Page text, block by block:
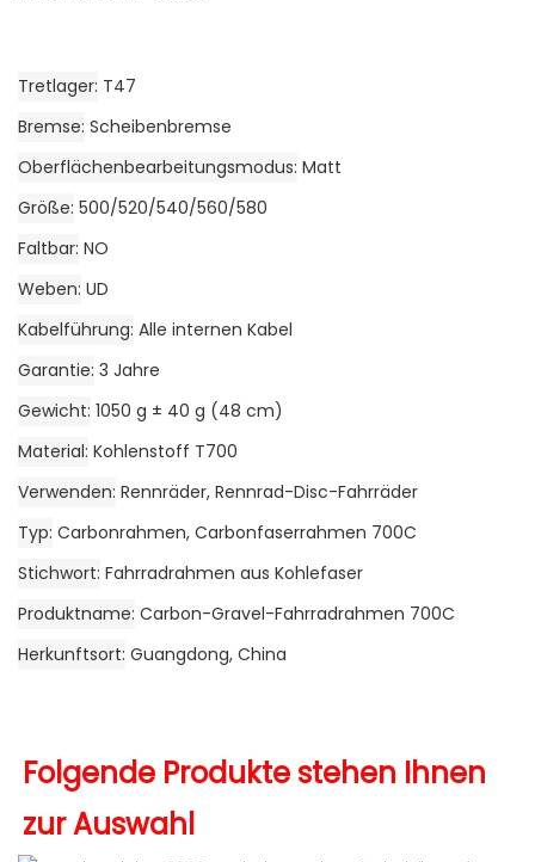
Tretlager T47
Bremse Scheibenbremse
Oberflächenbearbeitungsmodus Matt
Größe 500/520/540/560/580
Faltbar NO
Weben UD
Kabelführung Alle internen Kabel
Garantie 3 Jahre
Gewicht 1050 g ± 40 g (48 cm)
Material Kohlenstoff T700
Verwenden Rennräder, Rennrad-Disc-Fahrräder
Typ Carbonrahmen, Carbonfaserrahmen 700C
Stichwort Fahrradrahmen aus Kohlefaser
Produktname Carbon-Gravel-Fahrradrahmen 700C
Herkunftsort Guangdong, China
Folgende Produkte stehen Ihnen